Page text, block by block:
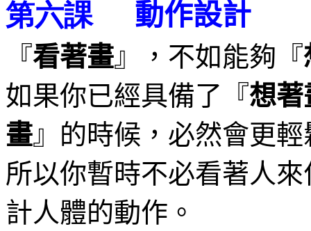
第六課 動作設計
『看著畫』，不如能夠『
如果你已經具備了『想著
畫』的時候，必然會更
所以你暫時不必看著人
計人體的動作。